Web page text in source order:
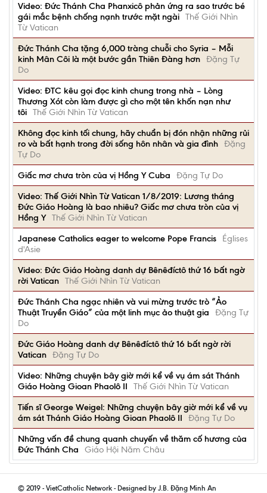
Video: Đức Thánh Cha Phanxicô phản ứng ra sao trước bé
gái mắc bệnh chống nạnh trước mặt ngài Thế Giới Nhìn
Từ Vatican
Đức Thánh Cha tặng 6,000 tràng chuỗi cho Syria – Mỗi
kinh Mân Côi là một bước gần Thiên Đàng hơn Đặng Tự
Do
Video: ĐTC kêu gọi đọc kinh chung trong nhà – Lòng
Thương Xót còn làm được gì cho một tên khốn nạn như
tôi Thế Giới Nhìn Từ Vatican
Không đọc kinh tối chung, hãy chuẩn bị đón nhận những rủi
ro và bất hạnh trong đời sống hôn nhân và gia đình Đặng
Tự Do
Giấc mơ chưa tròn của vị Hồng Y Cuba
Đặng Tự Do
Video: Thế Giới Nhìn Từ Vatican 1/8/2019: Lương tháng
Đức Giáo Hoàng là bao nhiêu? Giấc mơ chưa tròn của vị
Hồng Y Thế Giới Nhìn Từ Vatican
Japanese Catholics eager to welcome Pope Francis
Églises
d'Asie
Video: Đức Giáo Hoàng danh dự Bênêđíctô thứ 16 bất ngờ
rời Vatican Thế Giới Nhìn Từ Vatican
Đức Thánh Cha ngạc nhiên và vui mừng trước trò “Ảo
Thuật Truyền Giáo” của một linh mục ảo thuật gia
Đặng Tự
Do
Đức Giáo Hoàng danh dự Bênêđíctô thứ 16 bất ngờ rời
Vatican Đặng Tự Do
Video: Những chuyện bây giờ mới kể về vụ ám sát Thánh
Giáo Hoàng Gioan Phaolô II
Thế Giới Nhìn Từ Vatican
Tiến sĩ George Weigel: Những chuyện bây giờ mới kể về vụ
ám sát Thánh Giáo Hoàng Gioan Phaolô II
Đặng Tự Do
Những vấn đề chung quanh chuyến về thăm cố hương của
Đức Thánh Cha
Giáo Hội Năm Châu
© 2019 - VietCatholic Network - Designed by J.B. Đặng Minh An